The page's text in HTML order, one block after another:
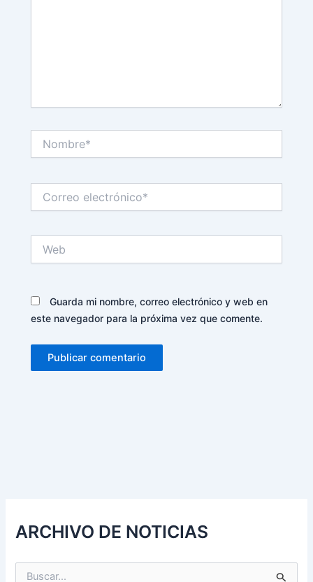
electrónico*
Guarda mi nombre, correo electrónico y web en
este navegador para la próxima vez que comente.
ARCHIVO DE NOTICIAS